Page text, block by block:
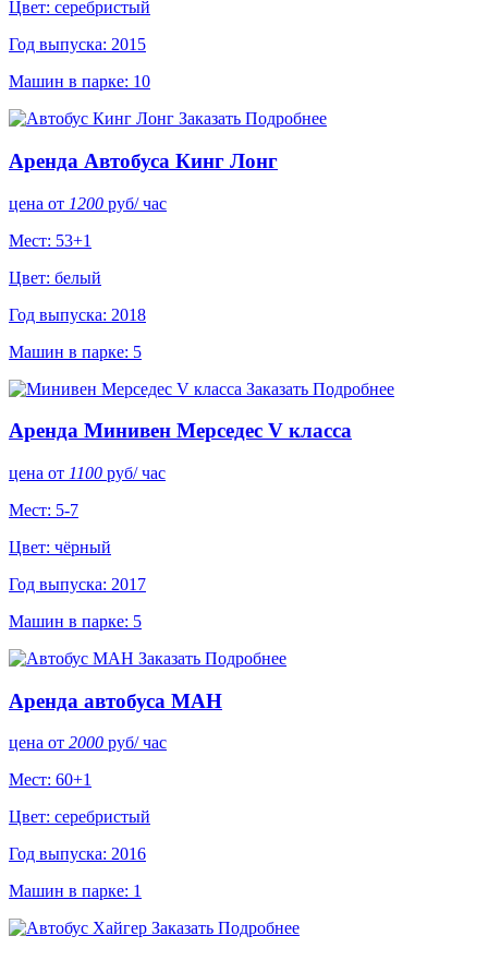
Цвет: серебристый
Год выпуска: 2015
Машин в парке: 10
Заказать Подробнее
Аренда Автобуса Кинг Лонг
цена от 1200 руб/ час
Мест: 53+1
Цвет: белый
Год выпуска: 2018
Машин в парке: 5
Заказать Подробнее
Аренда Минивен Мерседес V класса
цена от 1100 руб/ час
Мест: 5-7
Цвет: чёрный
Год выпуска: 2017
Машин в парке: 5
Заказать Подробнее
Аренда автобуса МАН
цена от 2000 руб/ час
Мест: 60+1
Цвет: серебристый
Год выпуска: 2016
Машин в парке: 1
Заказать Подробнее